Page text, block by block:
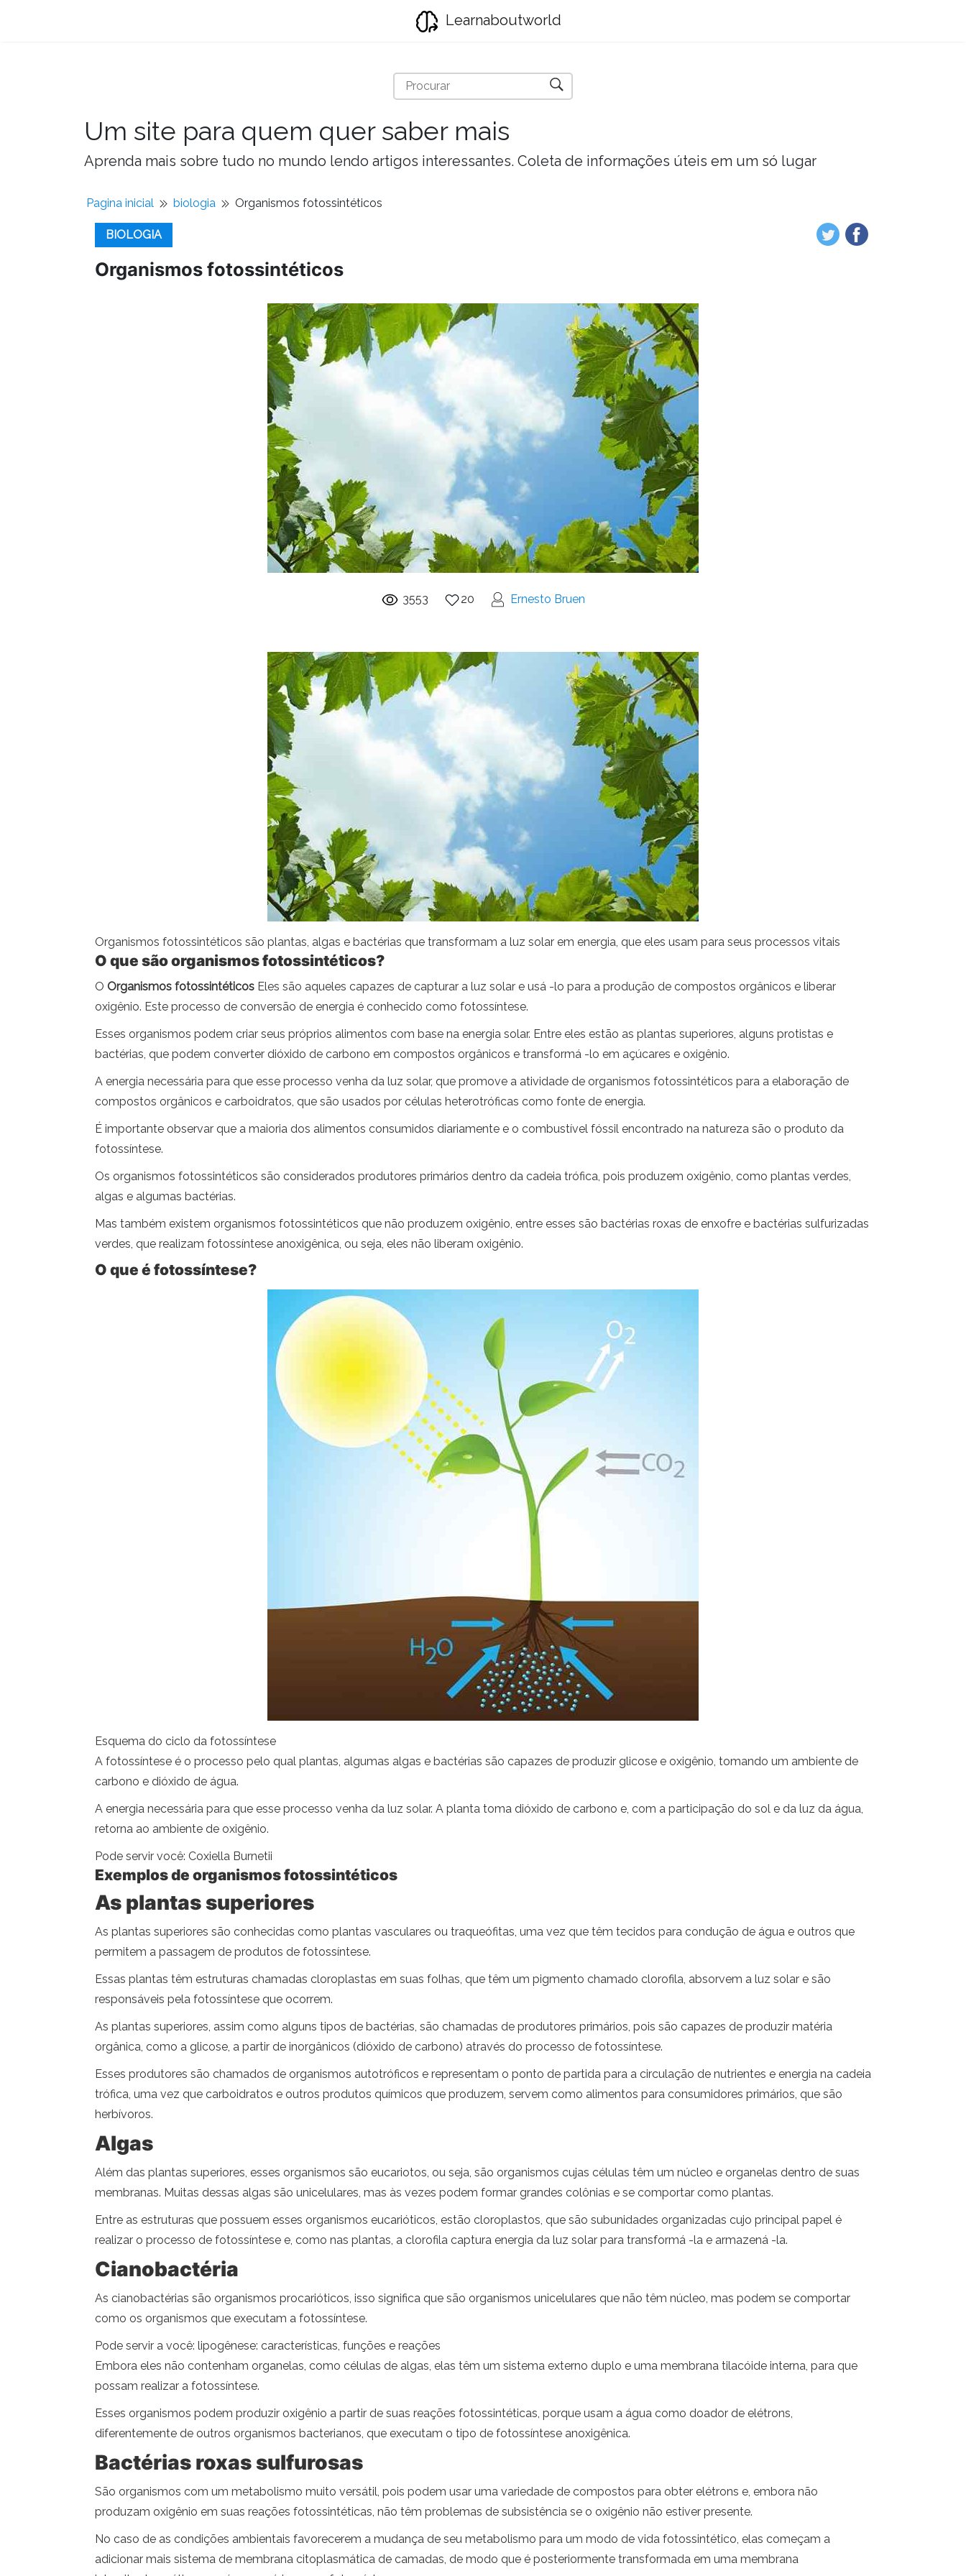
Learnaboutworld
Um site para quem quer saber mais
Aprenda mais sobre tudo no mundo lendo artigos interessantes. Coleta de informações úteis em um só lugar
Pagina inicial biologia Organismos fotossintéticos
BIOLOGIA
Organismos fotossintéticos
3553 20 Ernesto Bruen
Organismos fotossintéticos são plantas, algas e bactérias que transformam a luz solar em energia, que eles usam para seus processos vitais
O que são organismos fotossintéticos?
O Organismos fotossintéticos Eles são aqueles capazes de capturar a luz solar e usá -lo para a produção de compostos orgânicos e liberar
oxigênio. Este processo de conversão de energia é conhecido como fotossíntese.
Esses organismos podem criar seus próprios alimentos com base na energia solar. Entre eles estão as plantas superiores, alguns protistas e
bactérias, que podem converter dióxido de carbono em compostos orgânicos e transformá -lo em açúcares e oxigênio.
A energia necessária para que esse processo venha da luz solar, que promove a atividade de organismos fotossintéticos para a elaboração de
compostos orgânicos e carboidratos, que são usados ​​por células heterotróficas como fonte de energia.
É importante observar que a maioria dos alimentos consumidos diariamente e o combustível fóssil encontrado na natureza são o produto da
fotossíntese.
Os organismos fotossintéticos são considerados produtores primários dentro da cadeia trófica, pois produzem oxigênio, como plantas verdes,
algas e algumas bactérias.
Mas também existem organismos fotossintéticos que não produzem oxigênio, entre esses são bactérias roxas de enxofre e bactérias sulfurizadas
verdes, que realizam fotossíntese anoxigênica, ou seja, eles não liberam oxigênio.
O que é fotossíntese?
Esquema do ciclo da fotossíntese
A fotossíntese é o processo pelo qual plantas, algumas algas e bactérias são capazes de produzir glicose e oxigênio, tomando um ambiente de
carbono e dióxido de água.
A energia necessária para que esse processo venha da luz solar. A planta toma dióxido de carbono e, com a participação do sol e da luz da água,
retorna ao ambiente de oxigênio.
Pode servir você: Coxiella Burnetii
Exemplos de organismos fotossintéticos
As plantas superiores
As plantas superiores são conhecidas como plantas vasculares ou traqueófitas, uma vez que têm tecidos para condução de água e outros que
permitem a passagem de produtos de fotossíntese.
Essas plantas têm estruturas chamadas cloroplastas em suas folhas, que têm um pigmento chamado clorofila, absorvem a luz solar e são
responsáveis ​​pela fotossíntese que ocorrem.
As plantas superiores, assim como alguns tipos de bactérias, são chamadas de produtores primários, pois são capazes de produzir matéria
orgânica, como a glicose, a partir de inorgânicos (dióxido de carbono) através do processo de fotossíntese.
Esses produtores são chamados de organismos autotróficos e representam o ponto de partida para a circulação de nutrientes e energia na cadeia
trófica, uma vez que carboidratos e outros produtos químicos que produzem, servem como alimentos para consumidores primários, que são
herbívoros.
Algas
Além das plantas superiores, esses organismos são eucariotos, ou seja, são organismos cujas células têm um núcleo e organelas dentro de suas
membranas. Muitas dessas algas são unicelulares, mas às vezes podem formar grandes colônias e se comportar como plantas.
Entre as estruturas que possuem esses organismos eucarióticos, estão cloroplastos, que são subunidades organizadas cujo principal papel é
realizar o processo de fotossíntese e, como nas plantas, a clorofila captura energia da luz solar para transformá -la e armazená -la.
Cianobactéria
As cianobactérias são organismos procarióticos, isso significa que são organismos unicelulares que não têm núcleo, mas podem se comportar
como os organismos que executam a fotossíntese.
Pode servir a você: lipogênese: características, funções e reações
Embora eles não contenham organelas, como células de algas, elas têm um sistema externo duplo e uma membrana tilacóide interna, para que
possam realizar a fotossíntese.
Esses organismos podem produzir oxigênio a partir de suas reações fotossintéticas, porque usam a água como doador de elétrons,
diferentemente de outros organismos bacterianos, que executam o tipo de fotossíntese anoxigênica.
Bactérias roxas sulfurosas
São organismos com um metabolismo muito versátil, pois podem usar uma variedade de compostos para obter elétrons e, embora não
produzam oxigênio em suas reações fotossintéticas, não têm problemas de subsistência se o oxigênio não estiver presente.
No caso de as condições ambientais favorecerem a mudança de seu metabolismo para um modo de vida fotossintético, elas começam a
adicionar mais sistema de membrana citoplasmática de camadas, de modo que é posteriormente transformada em uma membrana